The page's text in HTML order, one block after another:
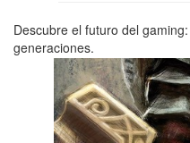
Descubre el futuro del
generaciones.